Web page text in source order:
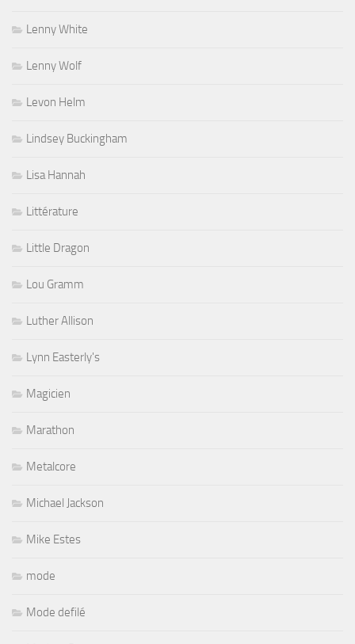
Lenny White
Lenny Wolf
Levon Helm
Lindsey Buckingham
Lisa Hannah
Littérature
Little Dragon
Lou Gramm
Luther Allison
Lynn Easterly's
Magicien
Marathon
Metalcore
Michael Jackson
Mike Estes
mode
Mode defilé